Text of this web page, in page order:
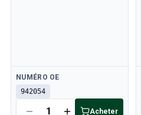
Disponible
NUMÉRO OE
942054
Acheter